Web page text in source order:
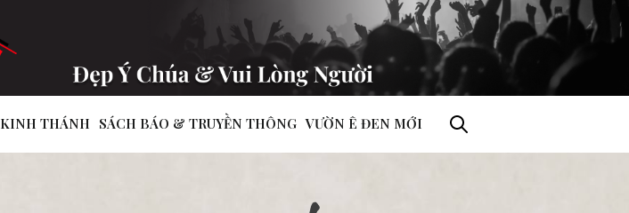
KINH THÁNH SÁCH BÁO & TRUYỀN THÔNG VƯỜN Ê ĐEN MỚI